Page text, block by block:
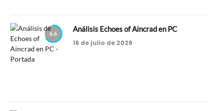
6.6
Análisis Echoes of Aincrad en PC
16 de julio de 2026